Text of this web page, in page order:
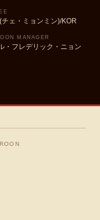
チェ・ミョンミン)/KOR
MANAGER
・フレデリック・ニョン